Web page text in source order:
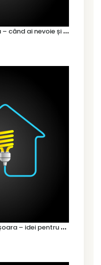
C
urent trifazic în Timișoara – când ai nevoie și cum îl alegi
I
luminat exterior casă Timișoara – idei pentru siguranță și confort